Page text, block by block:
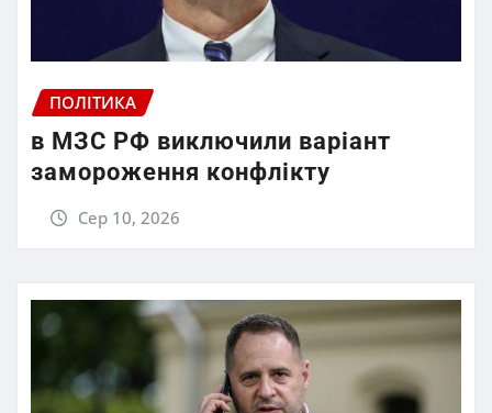
ПОЛІТИКА
в МЗС РФ виключили варіант
замороження конфлікту
Сер 10, 2026